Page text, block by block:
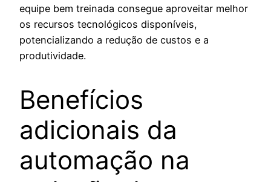
equipe bem treinada consegue aproveitar melhor
os recursos tecnológicos disponíveis,
potencializando a redução de custos e a
produtividade.
Benefícios
adicionais da
automação na